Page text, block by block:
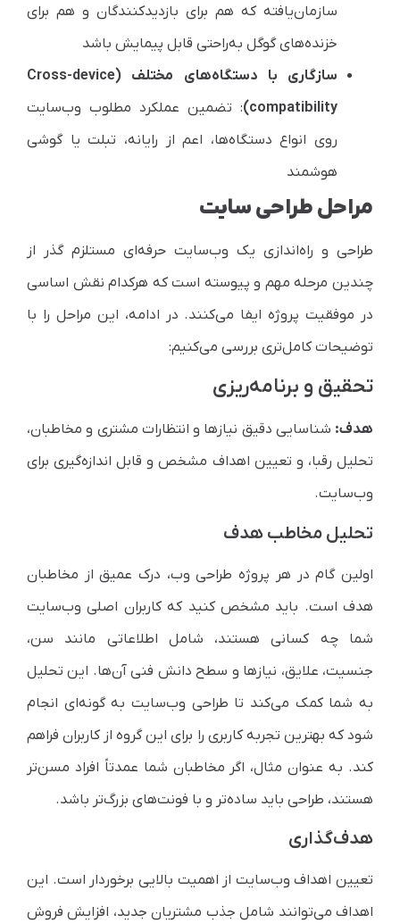
سازمان‌یافته که هم برای بازدیدکنندگان و هم برای
خزنده‌های گوگل به‌راحتی قابل پیمایش باشد
سازگاری با دستگاه‌های مختلف (Cross-device
compatibility) : تضمین عملکرد مطلوب وب‌سایت
روی انواع دستگاه‌ها، اعم از رایانه، تبلت یا گوشی
هوشمند
مراحل طراحی سایت
طراحی و راه‌اندازی یک وب‌سایت حرفه‌ای مستلزم گذر از
چندین مرحله مهم و پیوسته است که هرکدام نقش اساسی
در موفقیت پروژه ایفا می‌کنند. در ادامه، این مراحل را با
توضیحات کامل‌تری بررسی می‌کنیم:
تحقیق و برنامه‌ریزی
هدف: شناسایی دقیق نیازها و انتظارات مشتری و مخاطبان،
تحلیل رقبا، و تعیین اهداف مشخص و قابل اندازه‌گیری برای
وب‌سایت.
تحلیل مخاطب هدف
اولین گام در هر پروژه طراحی وب، درک عمیق از مخاطبان
هدف است. باید مشخص کنید که کاربران اصلی وب‌سایت
شما چه کسانی هستند، شامل اطلاعاتی مانند سن،
جنسیت، علایق، نیازها و سطح دانش فنی آن‌ها. این تحلیل
به شما کمک می‌کند تا طراحی وب‌سایت به گونه‌ای انجام
شود که بهترین تجربه کاربری را برای این گروه از کاربران فراهم
کند. به عنوان مثال، اگر مخاطبان شما عمدتاً افراد مسن‌تر
هستند، طراحی باید ساده‌تر و با فونت‌های بزرگ‌تر باشد.
هدف‌گذاری
تعیین اهداف وب‌سایت از اهمیت بالایی برخوردار است. این
اهداف می‌توانند شامل جذب مشتریان جدید، افزایش فروش